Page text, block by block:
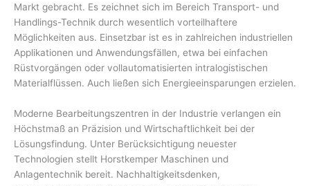
Markt gebracht. Es zeichnet sich im Bereich Transport- und
Handlings-Technik durch wesentlich vorteilhaftere
Möglichkeiten aus. Einsetzbar ist es in zahlreichen industriellen
Applikationen und Anwendungsfällen, etwa bei einfachen
Rüstvorgängen oder vollautomatisierten intralogistischen
Materialflüssen. Auch ließen sich Energieeinsparungen erzielen.
Moderne Bearbeitungszentren in der Industrie verlangen ein
Höchstmaß an Präzision und Wirtschaftlichkeit bei der
Lösungsfindung. Unter Berücksichtigung neuester
Technologien stellt Horstkemper Maschinen und
Anlagentechnik bereit. Nachhaltigkeitsdenken,